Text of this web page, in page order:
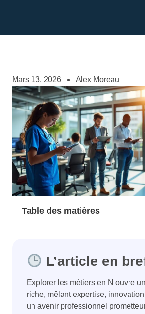
Mars 13, 2026 Alex Moreau
Table des matières
L’article en
Explorer les métiers en N ouvre
riche, mêlant expertise,
un avenir professionnel